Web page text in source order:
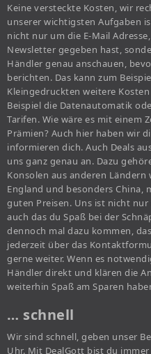
Keine versteckte Kosten, wir
unserer wichtigsten Aufgaben
nicht nur um die E-Mail
Newsletter gegeben hast,
Händler genau anschauen,
berichten. Das kann zum
Kleingedruckten weitere
Beispiel die Datenautomatik
Tarifen. Wie wäre es mit einem
Prämien? Auch hier haben wir
informieren dich. Auch Deals
uns ganz genau an. Dazu
Konsolen aus anderen
England und besonders China,
guten Preisen. Uns ist nicht
auch das du Spaß bei der
dennoch mal dazu kommen,
jederzeit über das
gerne weiter. Wenn es
Händler direkt und klären die
weiterhin Spaß am Sparen
… schnell
Wir sind schnell, geben unser
Uhr. Mit DealGott bist du